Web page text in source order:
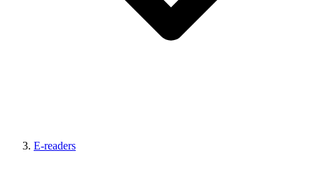
E-readers